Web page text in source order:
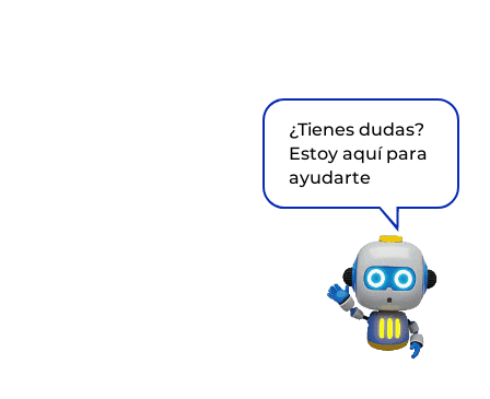
¿Tienes dudas?
Estoy aquí para
ayudarte